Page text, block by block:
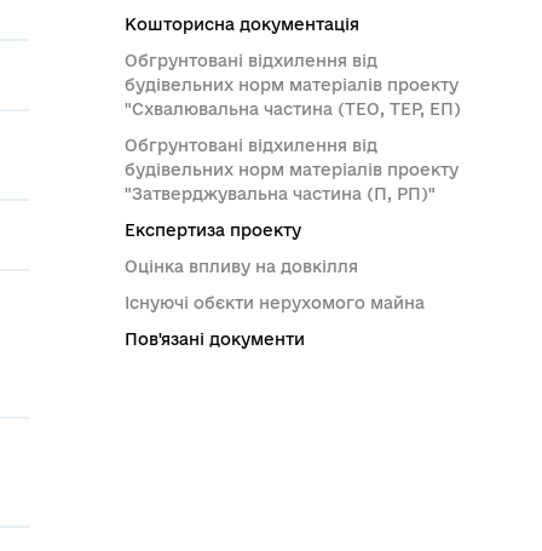
Кошторисна документація
Обгрунтовані відхилення від
будівельних норм матеріалів проекту
"Схвалювальна частина (ТЕО, ТЕР, ЕП)
Обгрунтовані відхилення від
будівельних норм матеріалів проекту
"Затверджувальна частина (П, РП)"
Експертиза проекту
Оцінка впливу на довкілля
Існуючі обєкти нерухомого майна
Пов'язані документи